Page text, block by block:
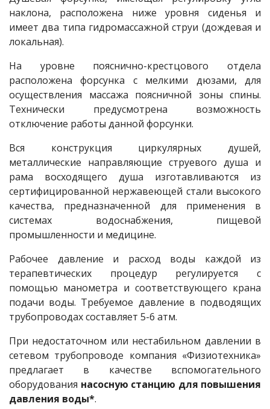
наклона, расположена ниже уровня сиденья и
имеет два типа гидромассажной струи (дождевая и
локальная).
На уровне пояснично-крестцового отдела
расположена форсунка с мелкими дюзами, для
осуществления массажа поясничной зоны спины.
Технически предусмотрена возможность
отключение работы данной форсунки.
Вся конструкция циркулярных душей,
металлические направляющие струевого душа и
рама восходящего душа изготавливаются из
сертифицированной нержавеющей стали высокого
качества, предназначенной для применения в
системах водоснабжения, пищевой
промышленности и медицине.
Рабочее давление и расход воды каждой из
терапевтических процедур регулируется с
помощью манометра и соответствующего крана
подачи воды. Требуемое давление в подводящих
трубопроводах составляет 5-6 атм.
При недостаточном или нестабильном давлении в
сетевом трубопроводе компания «Физиотехника»
предлагает в качестве вспомогательного
оборудования насосную станцию для повышения
давления воды*.